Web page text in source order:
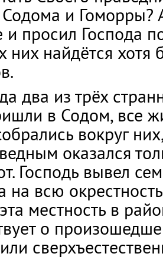
и Гоморры?
просил Господа
них найдётся хотя
два из трёх
в Содом, все
вокруг
оказался
Господь вывел
на всю
местность в
о